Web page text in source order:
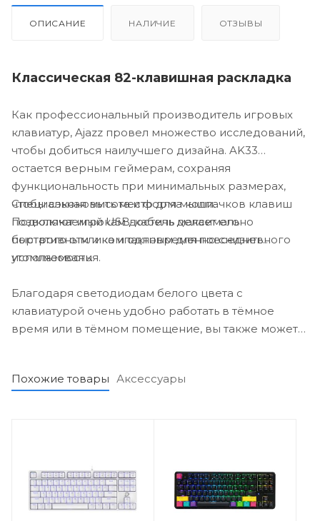
ОПИСАНИЕ НАЛИЧИЕ ОТЗЫВЫ
Классическая 82-клавишная раскладка
Как профессиональный производитель игровых
клавиатур, Ajazz провел множество исследований,
чтобы добиться наилучшего дизайна. AK33
остается верным геймерам, сохраняя
функциональность при минимальных размерах,
чтобы сэкономить место для мыши.
Подключаемый USB-кабель делает его
портативным и компактным для повседневного
использования.
Специальная высота и форма колпачков клавиш
позволяют игрокам достичь максимально
быстрого отклика и одновременно снизить
утомляемость.
Благодаря светодиодам белого цвета с
клавиатурой очень удобно работать в тёмное
время или в тёмном помещение, вы также можете
Похожие товары Аксессуары